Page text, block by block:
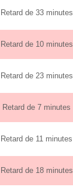
Retard de 33 minutes
Retard de 10 minutes
Retard de 23 minutes
Retard de 7 minutes
Retard de 11 minutes
Retard de 18 minutes